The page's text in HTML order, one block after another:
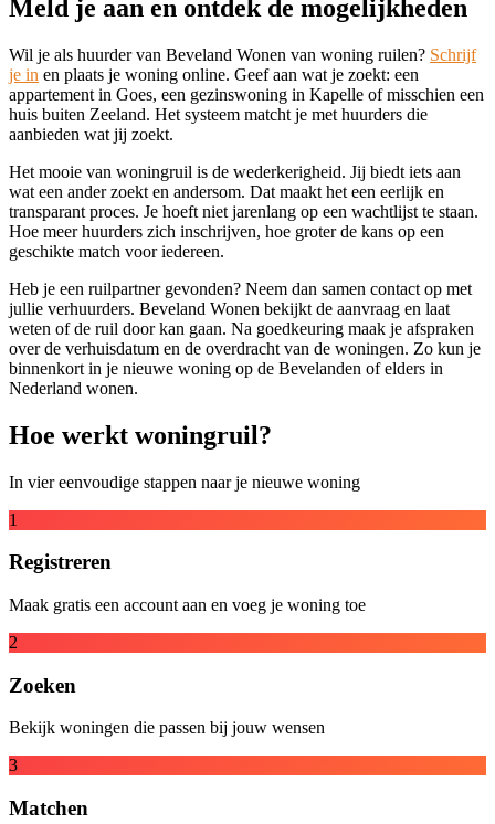
Meld je aan en ontdek de mogelijkheden
Wil je als huurder van Beveland Wonen van woning ruilen? Schrijf
je in en plaats je woning online. Geef aan wat je zoekt: een
appartement in Goes, een gezinswoning in Kapelle of misschien een
huis buiten Zeeland. Het systeem matcht je met huurders die
aanbieden wat jij zoekt.
Het mooie van woningruil is de wederkerigheid. Jij biedt iets aan
wat een ander zoekt en andersom. Dat maakt het een eerlijk en
transparant proces. Je hoeft niet jarenlang op een wachtlijst te staan.
Hoe meer huurders zich inschrijven, hoe groter de kans op een
geschikte match voor iedereen.
Heb je een ruilpartner gevonden? Neem dan samen contact op met
jullie verhuurders. Beveland Wonen bekijkt de aanvraag en laat
weten of de ruil door kan gaan. Na goedkeuring maak je afspraken
over de verhuisdatum en de overdracht van de woningen. Zo kun je
binnenkort in je nieuwe woning op de Bevelanden of elders in
Nederland wonen.
Hoe werkt woningruil?
In vier eenvoudige stappen naar je nieuwe woning
1
Registreren
Maak gratis een account aan en voeg je woning toe
2
Zoeken
Bekijk woningen die passen bij jouw wensen
3
Matchen